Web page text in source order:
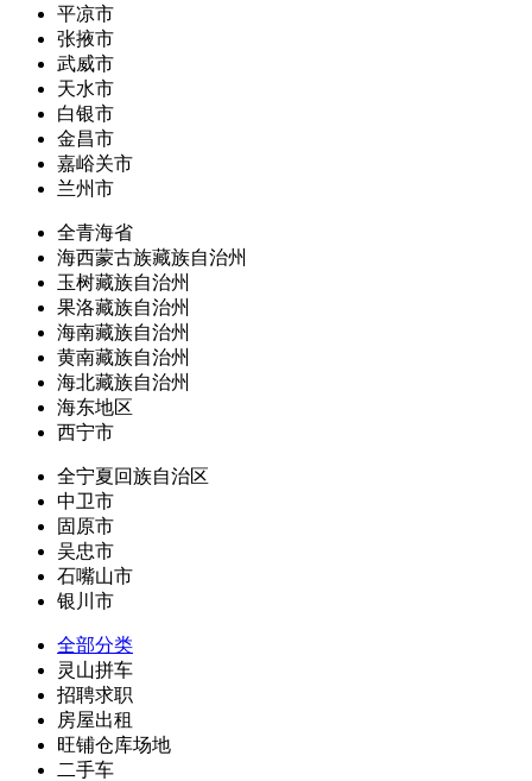
平凉市
张掖市
武威市
天水市
白银市
金昌市
嘉峪关市
兰州市
全青海省
海西蒙古族藏族自治州
玉树藏族自治州
果洛藏族自治州
海南藏族自治州
黄南藏族自治州
海北藏族自治州
海东地区
西宁市
全宁夏回族自治区
中卫市
固原市
吴忠市
石嘴山市
银川市
全部分类
灵山拼车
招聘求职
房屋出租
旺铺仓库场地
二手车